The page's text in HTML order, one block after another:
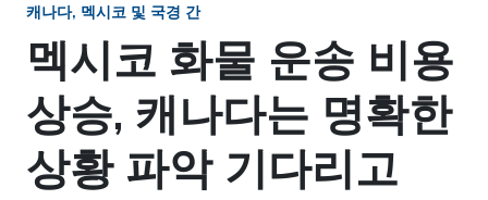
캐나다, 멕시코 및 국경 간
멕시코 화물 운송 비용
상승, 캐나다는 명확한
상황 파악 기다리고